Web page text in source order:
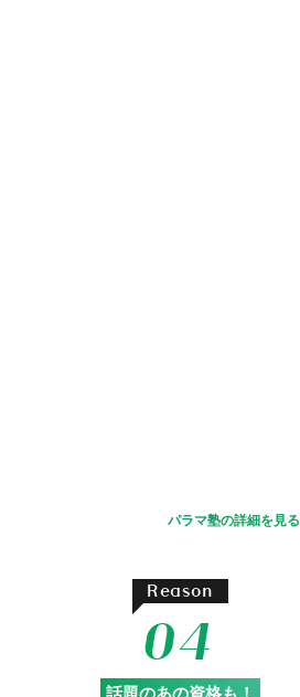
パラマ塾の詳細を見る
Reason
04
話題のあの資格も！